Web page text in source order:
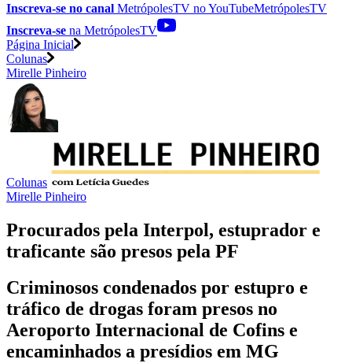
Inscreva-se no canal MetrópolesTV noYouTubeMetrópolesTV
Inscreva-se na MetrópolesTV
Página Inicial
Colunas
Mirelle Pinheiro
Colunas
Mirelle Pinheiro
Procurados pela Interpol, estuprador e
traficante são presos pela PF
Criminosos condenados por estupro e
tráfico de drogas foram presos no
Aeroporto Internacional de Cofins e
encaminhados a presídios em MG